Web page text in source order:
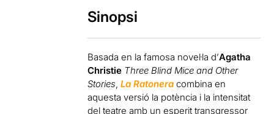
Sinopsi
Basada en la famosa novel·la d’Agatha
Christie Three Blind Mice and Other
Stories ,La Ratonera combina en
aquesta versió la potència i la intensitat
del teatre amb un esperit transgressor